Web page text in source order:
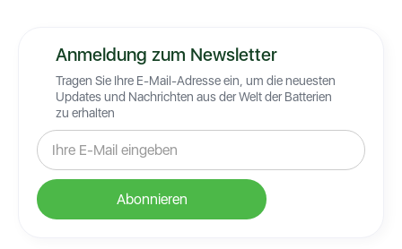
Anmeldung zum Newsletter
Tragen Sie Ihre E-Mail-Adresse ein, um die neuesten
Updates und Nachrichten aus der Welt der Batterien
zu erhalten